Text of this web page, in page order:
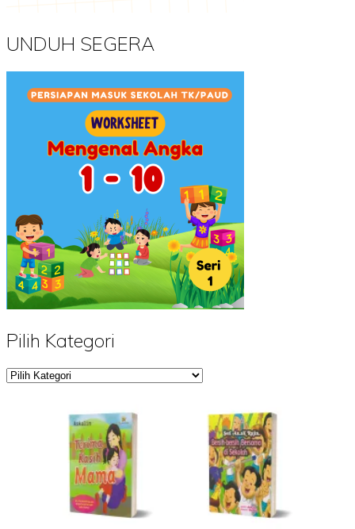
UNDUH SEGERA
Pilih Kategori
Pilih